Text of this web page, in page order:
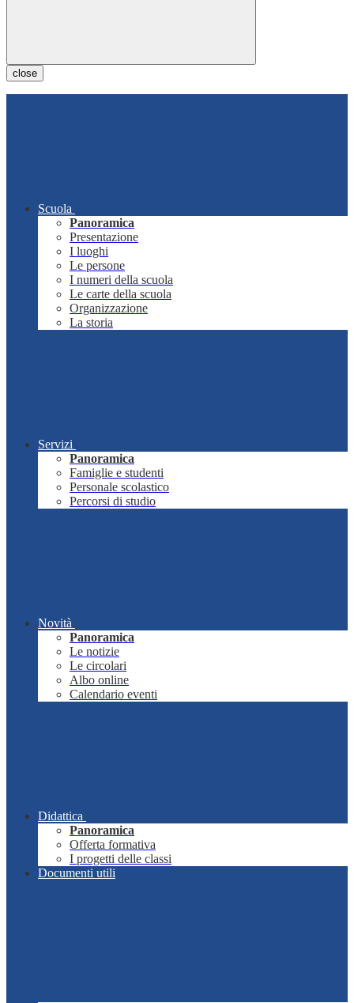
close
Scuola
Panoramica
Presentazione
I luoghi
Le persone
I numeri della scuola
Le carte della scuola
Organizzazione
La storia
Servizi
Panoramica
Famiglie e studenti
Personale scolastico
Percorsi di studio
Novità
Panoramica
Le notizie
Le circolari
Albo online
Calendario eventi
Didattica
Panoramica
Offerta formativa
I progetti delle classi
Documenti utili